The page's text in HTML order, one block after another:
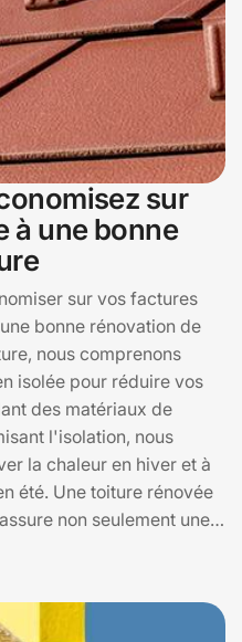
sur
à une bonne
sur vos factures
bonne rénovation de
nous comprenons
isolée pour réduire vos
des matériaux de
l'isolation, nous
la chaleur en hiver et à
été. Une toiture rénovée
non seulement une
mais aussi une
de chauffage et
pour faire des
de votre maison à